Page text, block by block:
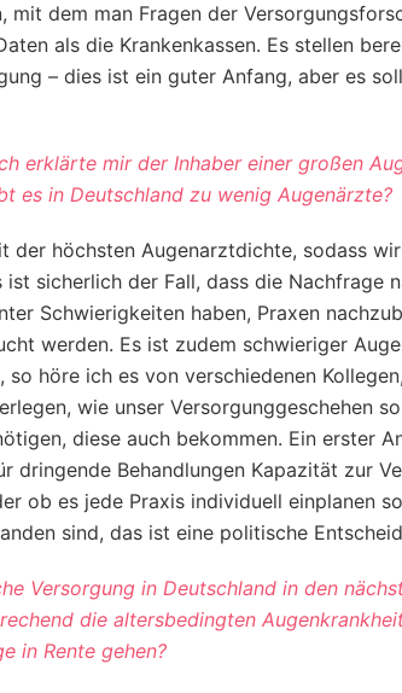
mit dem man Fragen der
als die Krankenkassen. Es stellen
– dies ist ein guter Anfang, aber es
erklärte mir der Inhaber einer großen
es in Deutschland zu wenig Augenärzte?
der höchsten Augenarztdichte, sodass
sicherlich der Fall, dass die Nachfrage
Schwierigkeiten haben, Praxen
werden. Es ist zudem schwieriger
so höre ich es von verschiedenen
wie unser Versorgunggeschehen
diese auch bekommen. Ein erster
dringende Behandlungen Kapazität zur
ob es jede Praxis individuell einplanen
sind, das ist eine politische
Versorgung in Deutschland in den
die altersbedingten
in Rente gehen?